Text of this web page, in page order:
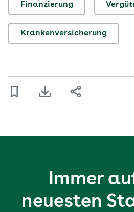
Finanzierung
Krankenversicherung
Immer
neuesten